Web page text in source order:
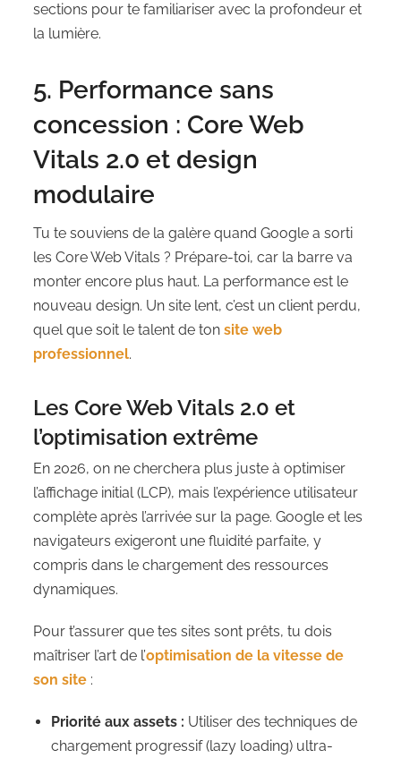
sections pour te familiariser avec la profondeur et
la lumière.
5. Performance sans
concession : Core Web
Vitals 2.0 et design
modulaire
Tu te souviens de la galère quand Google a sorti
les Core Web Vitals ? Prépare-toi, car la barre va
monter encore plus haut. La performance est le
nouveau design. Un site lent, c’est un client perdu,
quel que soit le talent de tonsite web
professionnel.
Les Core Web Vitals 2.0 et
l’optimisation extrême
En 2026, on ne cherchera plus juste à optimiser
l’affichage initial (LCP), mais l’expérience utilisateur
complète après l’arrivée sur la page. Google et les
navigateurs exigeront une fluidité parfaite, y
compris dans le chargement des ressources
dynamiques.
Pour t’assurer que tes sites sont prêts, tu dois
maîtriser l’art de l’optimisation de la vitesse de
son site :
Priorité aux assets : Utiliser des techniques de
chargement progressif (lazy loading) ultra-